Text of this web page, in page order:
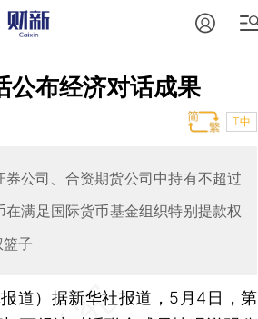
公布经济对话成果
T中
公司、合资期货公司中持有不超过
满足国际货币基金组织特别提款权
子
道） 据新华社报道，5月4日，第